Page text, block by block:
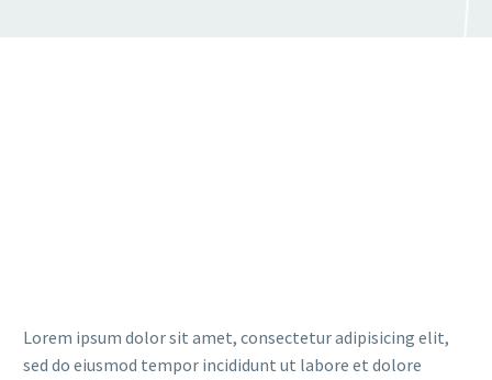
Lorem ipsum dolor sit amet, consectetur adipisicing elit,
sed do eiusmod tempor incididunt ut labore et dolore